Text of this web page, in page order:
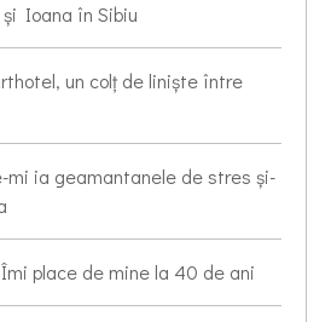
Ioana în Sibiu
un colț de liniște între
mi ia geamantanele de stres și-
place de mine la 40 de ani